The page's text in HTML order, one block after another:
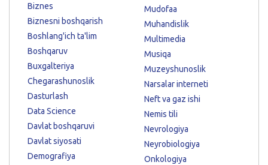
Biznes
Biznesni boshqarish
Boshlang'ich ta'lim
Boshqaruv
Buxgalteriya
Chegarashunoslik
Dasturlash
Data Science
Davlat boshqaruvi
Davlat siyosati
Demografiya
Mudofaa
Muhandislik
Multimedia
Musiqa
Muzeyshunoslik
Narsalar interneti
Neft va gaz ishi
Nemis tili
Nevrologiya
Neyrobiologiya
Onkologiya